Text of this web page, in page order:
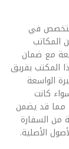
في
المكاتب
مع ضمان
المكتب بفريق
الواسعة
كانت
مما قد يضمن
من السفارة
الأصلية.